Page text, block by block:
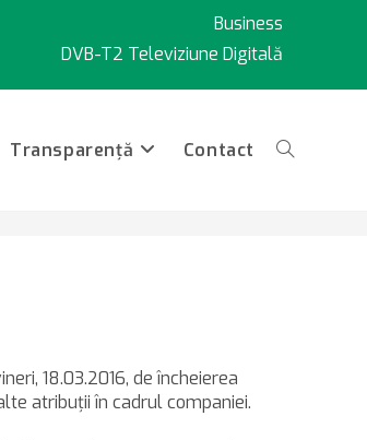
Business
DVB-T2 Televiziune Digitală
Transparență Contact Toggle
18.03.2016, de încheierea
atribuţii în cadrul companiei.